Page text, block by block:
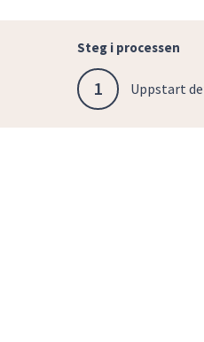
Steg i processen
1 Uppstart